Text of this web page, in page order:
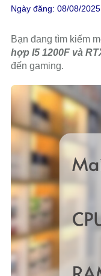
Ngày đăng: 08/08/
Bạn đang tìm kiếm
hợp I5 1200F và
đến gaming.